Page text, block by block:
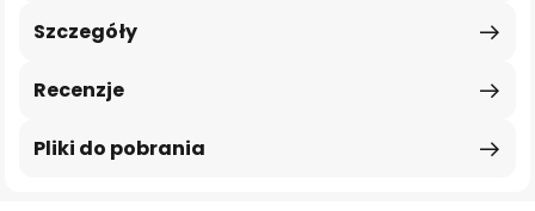
Szczegóły
Recenzje
Pliki do pobrania